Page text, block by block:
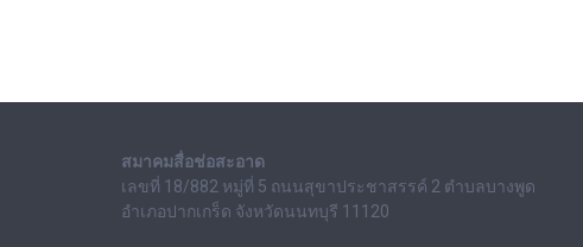
สมาคมสื่อช่อสะอาด
เลขที่ 18/882 หมู่ที่ 5 ถนนสุขาประชาสรรค์ 2 ตำบลบางพูด
อำเภอปากเกร็ด จังหวัดนนทบุรี 11120